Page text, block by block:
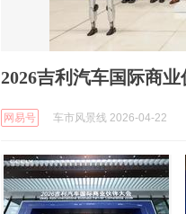
2026吉利汽车国际商
网易号 车市风景线 2026-04-22